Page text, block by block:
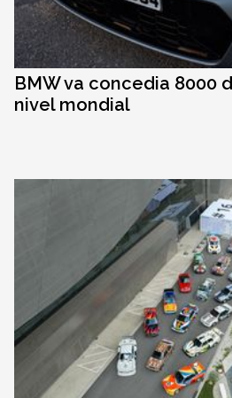
BMW va concedia 8000
nivel mondial